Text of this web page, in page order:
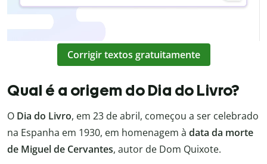
Corrigir textos gratuitamente
Qual é a origem do Dia do Livro?
O Dia do Livro, em 23 de abril, começou a ser celebrado
na Espanha em 1930, em homenagem à data da morte
de Miguel de Cervantes, autor de Dom Quixote.